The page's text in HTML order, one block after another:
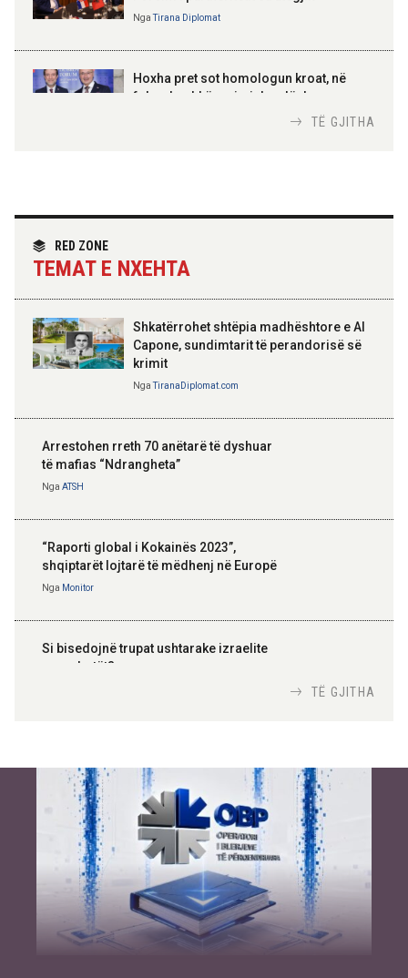
100-vjetori i themelimit të
Urdhrit të Skënderbeut
NgaTirana Diplomat
Hoxha pret sot homologun kroat, në
fokus bashkëpunimi dypalësh
partneritetit strategjik
TË GJITHA
RED ZONE
TEMAT E NXEHTA
Shkatërrohet shtëpia madhështore e Al
Capone, sundimtarit të perandorisë së
krimit
NgaTiranaDiplomat.com
Arrestohen rreth 70 anëtarë të dyshuar
të mafias “Ndrangheta”
Nga ATSH
“Raporti global i Kokainës 2023”,
shqiptarët lojtarë të mëdhenj në Europë
Nga Monitor
Si bisedojnë trupat ushtarake izraelite
me robotët?
inteligjente izraelite
Or Shalom
TË GJITHA